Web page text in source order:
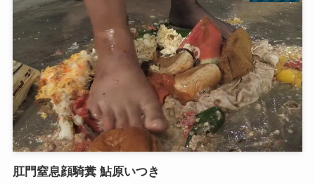
肛門窒息顔騎糞 鮎原いつき